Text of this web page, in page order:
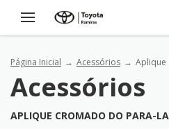
Página Inicial Acessórios Aplique
Acessórios
APLIQUE CROMADO DO PARA-